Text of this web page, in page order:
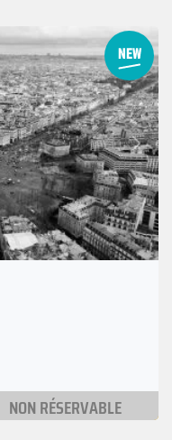
Suivant
NON RÉSERVABLE